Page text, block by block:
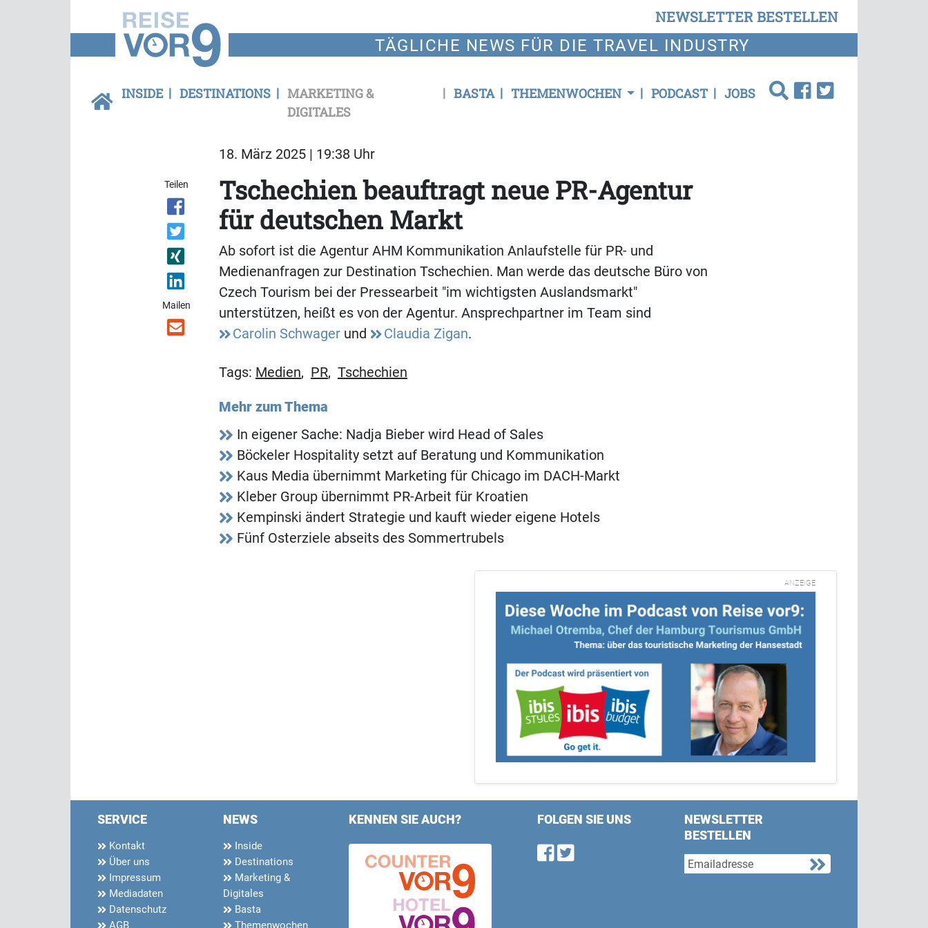
NEWSLETTER BESTELLEN
TÄGLICHE NEWS FÜR DIE TRAVEL INDUSTRY
INSIDE DESTINATIONS
MARKETING &
DIGITALES
BASTA THEMENWOCHEN PODCAST JOBS
18. März 2025 | 19:38 Uhr
Teilen
Mailen
Tschechien beauftragt neue PR-Agentur
für deutschen Markt
Ab sofort ist die Agentur AHM Kommunikation Anlaufstelle für PR- und
Medienanfragen zur Destination Tschechien. Man werde das deutsche Büro von
Czech Tourism bei der Pressearbeit "im wichtigsten Auslandsmarkt"
unterstützen, heißt es von der Agentur. Ansprechpartner im Team sind
Carolin Schwager und Claudia Zigan.
Tags: Medien, PR, Tschechien
Mehr zum Thema
In eigener Sache: Nadja Bieber wird Head of Sales
Böckeler Hospitality setzt auf Beratung und Kommunikation
Kaus Media übernimmt Marketing für Chicago im DACH-Markt
Kleber Group übernimmt PR-Arbeit für Kroatien
Kempinski ändert Strategie und kauft wieder eigene Hotels
Fünf Osterziele abseits des Sommertrubels
ANZEIGE
SERVICE
Kontakt
Über uns
Impressum
Mediadaten
Datenschutz
AGB
NEWS
Inside
Destinations
Marketing &
Digitales
Basta
Themenwochen
KENNEN SIE AUCH? FOLGEN SIE UNS
Find us on Facebook
Follow us on Twitter
NEWSLETTER
BESTELLEN